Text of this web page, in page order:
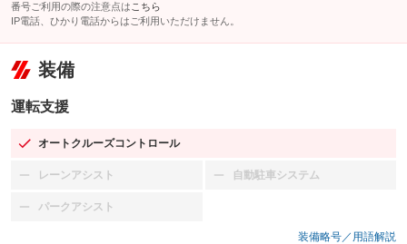
番号ご利用の際の注意点は こちら
IP電話、ひかり電話からはご利用いただけません。
装備
運転支援
オートクルーズコントロール
：装備あり
レーンアシスト
：装備なし 自動駐車システム
：装備なし
パークアシスト
：装備なし
装備略号／用語解説